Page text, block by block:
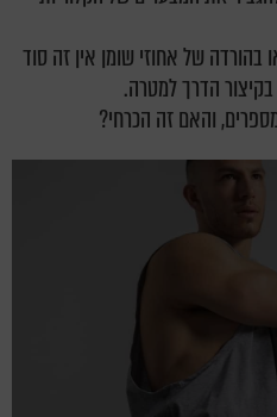
של אחוזי שומן אין זה סוד
בקיצור הדרך למטרה.
והאם זה הכרחי?